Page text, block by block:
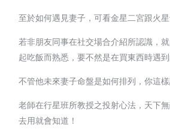
至於如何遇見妻子，可看金星二宮跟火星
若非朋友同事在社交場合介紹所認識，
起吃飯而熟悉，要不然是在買東西時遇到
不管他未來妻子命盤是如何排列，你這樣
老師在行星班所教授之投射心法，天下
去用就會知道！